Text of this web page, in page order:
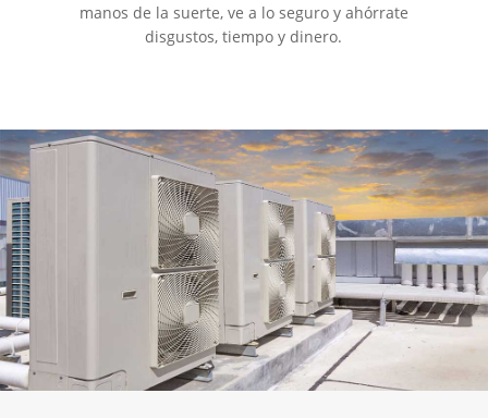
manos de la suerte, ve a lo seguro y ahórrate
disgustos, tiempo y dinero.